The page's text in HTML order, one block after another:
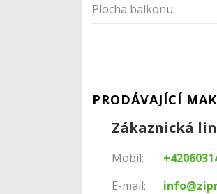
Plocha balkonu:
PRODÁVAJÍCÍ
Zákaznická
Mobil:
E-mail: